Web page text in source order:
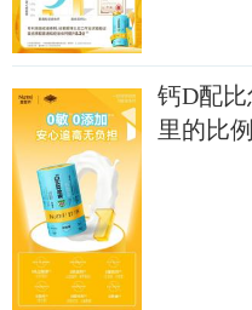
钙D配
里的比